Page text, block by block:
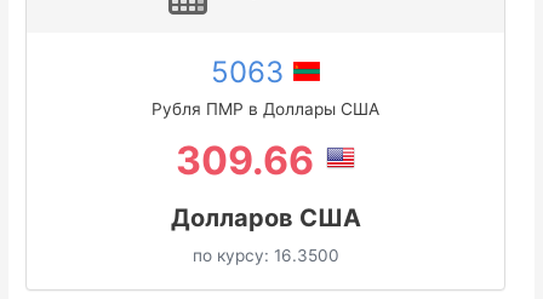
5063
Рубля ПМР в Доллары США
309.66
Долларов США
по курсу: 16.3500